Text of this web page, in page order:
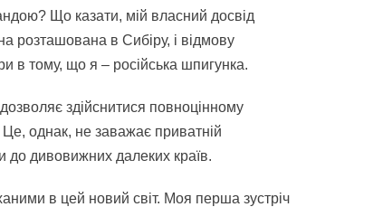
Що казати, мій власний досвід
розташована в Сибіру, і відмову
в тому, що я – російська шпигунка.
здійснитися повноцінному
Це, однак, не заважає приватній
до дивовижних далеких країв.
в цей новий світ. Моя перша зустріч